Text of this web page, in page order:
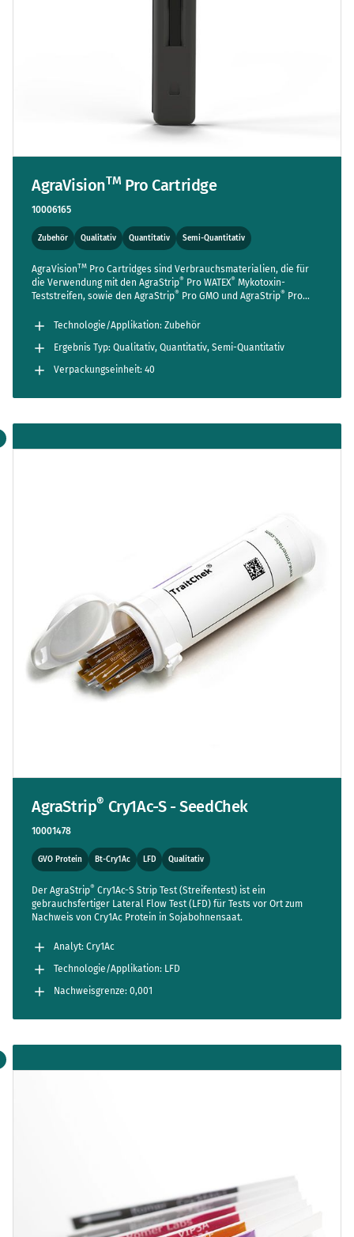
AgraVisionTM Pro Cartridge
10006165
Zubehör Qualitativ Quantitativ Semi-Quantitativ
AgraVisionTM Pro Cartridges sind Verbrauchsmaterialien, die für
die Verwendung mit den AgraStrip® Pro WATEX® Mykotoxin-
Teststreifen, sowie den AgraStrip® Pro GMO und AgraStrip® Pro
Standardverpackung der AgraStrip ®Pro WATEX
welche für die Verwendung mit dem AgraVisionTMPro bestimmt
sind, separat erworben werden. Die Cartridges sind nur zum
einmaligen Gebrauch bestimmt.
Technologie/Applikation: Zubehör
Ergebnis Typ: Qualitativ, Quantitativ, Semi-Quantitativ
Verpackungseinheit: 40
AgraStrip® Cry1Ac-S - SeedChek
10001478
GVO Protein Bt-Cry1Ac LFD Qualitativ
Der AgraStrip® Cry1Ac-S Strip Test (Streifentest) ist ein
gebrauchsfertiger Lateral Flow Test (LFD) für Tests vor Ort zum
Nachweis von Cry1Ac Protein in Sojabohnensaat.
Analyt: Cry1Ac
Technologie/Applikation: LFD
Nachweisgrenze: 0,001